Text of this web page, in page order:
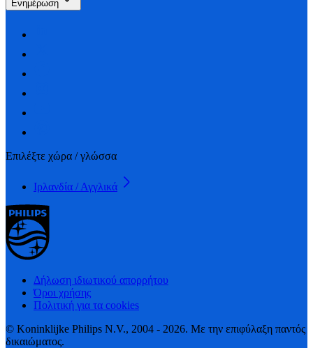
Ενημέρωση
Επιλέξτε χώρα / γλώσσα
Ιρλανδία / Αγγλικά
Δήλωση ιδιωτικού απορρήτου
Όροι χρήσης
Πολιτική για τα cookies
© Koninklijke Philips N.V., 2004 - 2026. Με την επιφύλαξη παντός
δικαιώματος.